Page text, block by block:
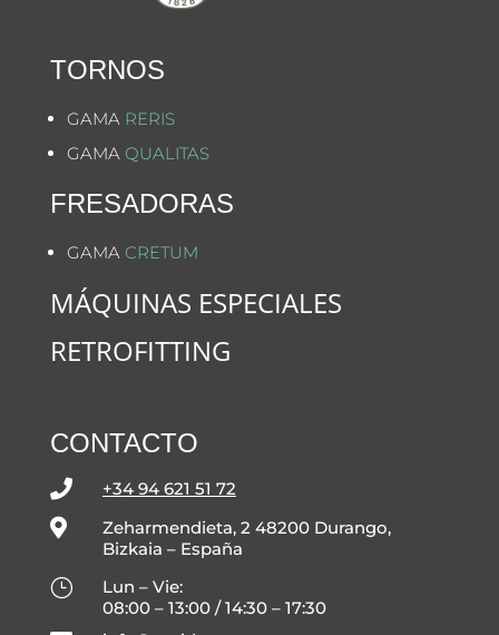
TORNOS
GAMA RERIS
GAMA QUALITAS
FRESADORAS
GAMA CRETUM
MÁQUINAS ESPECIALES
RETROFITTING
CONTACTO
 +34 94 621 51 72

Zeharmendieta, 2 48200 Durango,
Bizkaia – España
}
Lun – Vie:
08:00 – 13:00 / 14:30 – 17:30